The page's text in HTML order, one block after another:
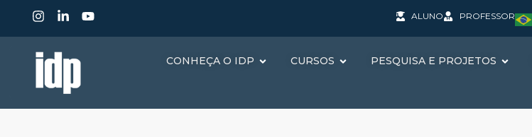
ALUNO PROFESSOR
CONHEÇA O IDP CURSOS PESQUISA E PROJETOS